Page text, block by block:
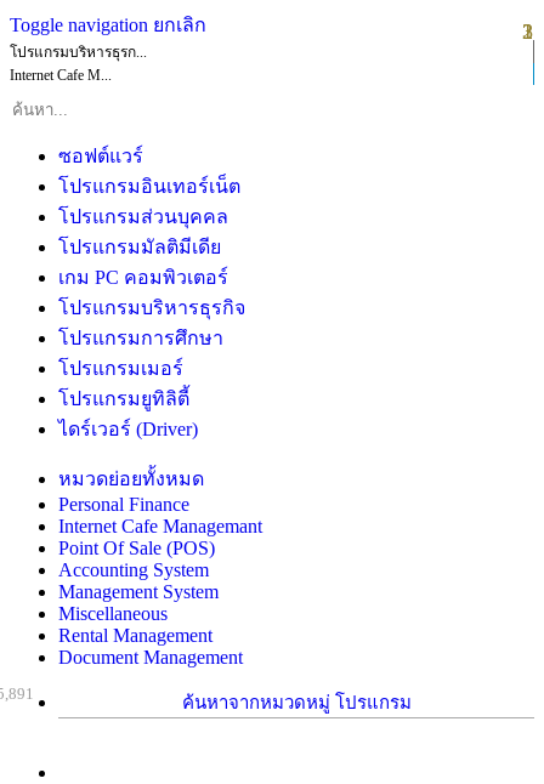
Toggle navigation ยกเลิก
โปรแกรมบริหารธุรก...
Internet Cafe M...
ซอฟต์แวร์
โปรแกรมอินเทอร์เน็ต
โปรแกรมส่วนบุคคล
โปรแกรมมัลติมีเดีย
เกม PC คอมพิวเตอร์
โปรแกรมบริหารธุรกิจ
โปรแกรมการศึกษา
โปรแกรมเมอร์
โปรแกรมยูทิลิตี้
ไดร์เวอร์ (Driver)
หมวดย่อยทั้งหมด
Personal Finance
Internet Cafe Managemant
Point Of Sale (POS)
Accounting System
Management System
Miscellaneous
Rental Management
Document Management
ค้นหาจากหมวดหมู่ โปรแกรม
1
2
3